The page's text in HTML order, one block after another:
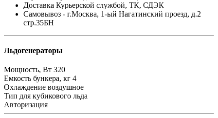
Доставка Курьерской службой, ТК, СДЭК
Самовывоз - г.Москва, 1-ый Нагатинский проезд, д.2
стр.35БН
Льдогенераторы
Мощность, Вт 320
Емкость бункера, кг 4
Охлаждение воздушное
Тип для кубикового льда
Авторизация